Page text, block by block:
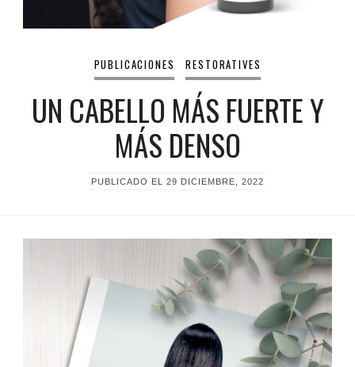
PUBLICACIONES RESTORATIVES
UN CABELLO MÁS FUERTE Y
MÁS DENSO
PUBLICADO EL 29 DICIEMBRE, 2022